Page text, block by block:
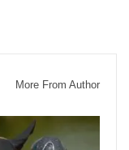
More From Author